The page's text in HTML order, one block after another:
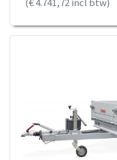
(€ 4.741,72 incl btw)